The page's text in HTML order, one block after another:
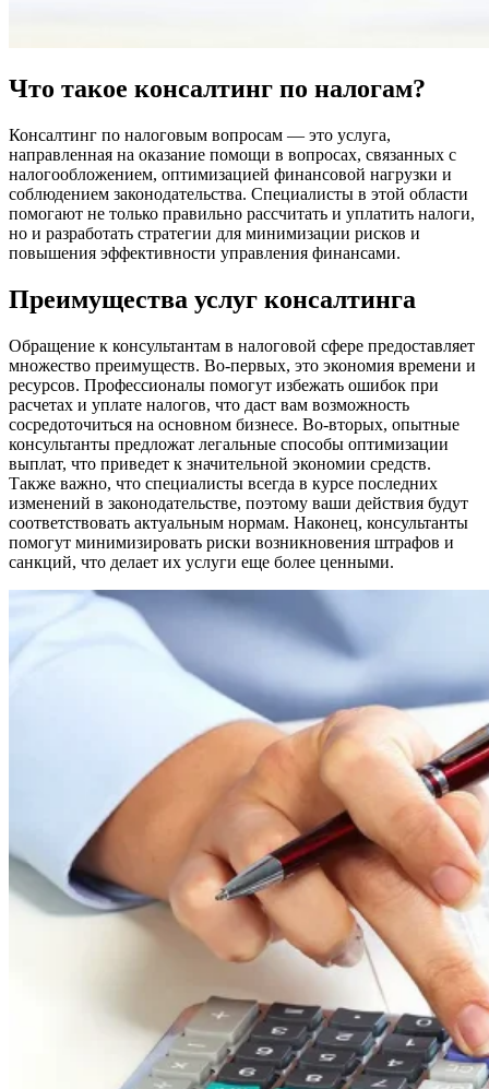
Что такое консалтинг по налогам?
Консалтинг по налоговым вопросам — это услуга,
направленная на оказание помощи в вопросах, связанных с
налогообложением, оптимизацией финансовой нагрузки и
соблюдением законодательства. Специалисты в этой области
помогают не только правильно рассчитать и уплатить налоги,
но и разработать стратегии для минимизации рисков и
повышения эффективности управления финансами.
Преимущества услуг консалтинга
Обращение к консультантам в налоговой сфере предоставляет
множество преимуществ. Во-первых, это экономия времени и
ресурсов. Профессионалы помогут избежать ошибок при
расчетах и уплате налогов, что даст вам возможность
сосредоточиться на основном бизнесе. Во-вторых, опытные
консультанты предложат легальные способы оптимизации
выплат, что приведет к значительной экономии средств.
Также важно, что специалисты всегда в курсе последних
изменений в законодательстве, поэтому ваши действия будут
соответствовать актуальным нормам. Наконец, консультанты
помогут минимизировать риски возникновения штрафов и
санкций, что делает их услуги еще более ценными.